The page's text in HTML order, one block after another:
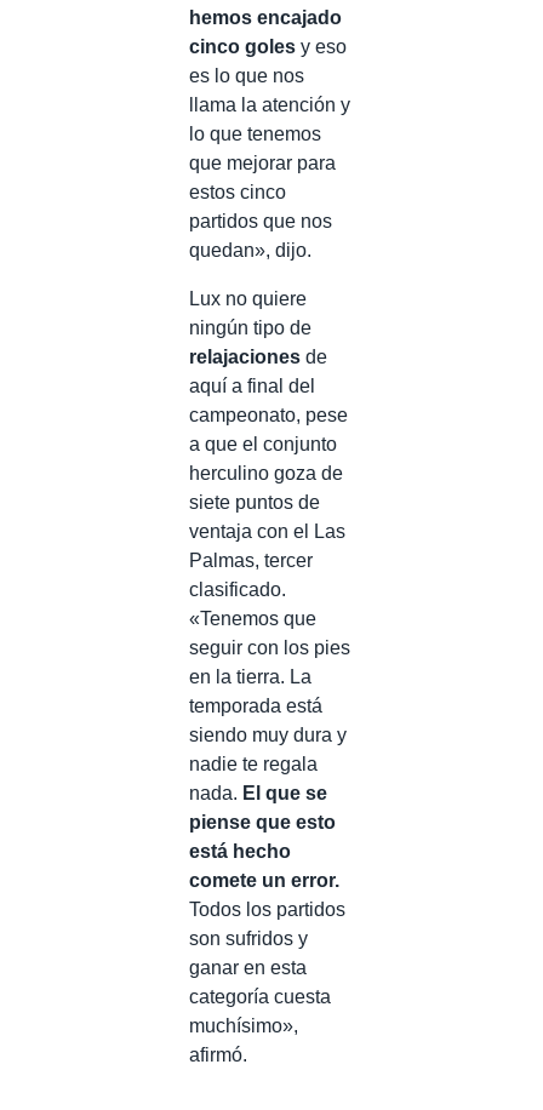
hemos encajado
cinco goles y eso
es lo que nos
llama la atención y
lo que tenemos
que mejorar para
estos cinco
partidos que nos
quedan», dijo.
Lux no quiere
ningún tipo de
relajaciones de
aquí a final del
campeonato, pese
a que el conjunto
herculino goza de
siete puntos de
ventaja con el Las
Palmas, tercer
clasificado.
«Tenemos que
seguir con los pies
en la tierra. La
temporada está
siendo muy dura y
nadie te regala
nada. El que se
piense que esto
está hecho
comete un error.
Todos los partidos
son sufridos y
ganar en esta
categoría cuesta
muchísimo»,
afirmó.